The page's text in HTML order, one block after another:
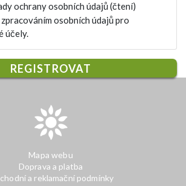
ochrany osobních údajů(čtení)
osobních údajů pro
účely.
REGISTROVAT
Mapa webu
Doprava a platba
a reklamační podmínky